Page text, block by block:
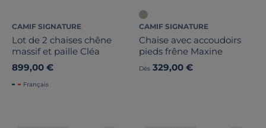
CAMIF SIGNATURE
Lot de 2 chaises chêne
massif et paille Cléa
899,00 €
Français
CAMIF SIGNATURE
Chaise avec accoudoirs
pieds frêne Maxine
Dès 329,00 €